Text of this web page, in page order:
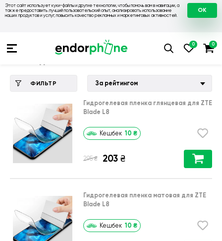
Этот сайт использует куки-файлы и другие технологии, чтобы помочь вам в навигации, а
также предоставить лучший пользовательский опыт, анализировать использование
наших продуктов и услуг, повысить качество рекламных и маркетинговых активностей.
OK
💙 Чехлы на ZTE 💛 Чехол для ZTE Blade
ФИЛЬТР За рейтингом
Гидрогелевая пленка глянцевая для ZTE
Blade L8
Кешбек 10 ₴
295 ₴ 203 ₴
Гидрогелевая пленка матовая для ZTE
Blade L8
Кешбек 10 ₴